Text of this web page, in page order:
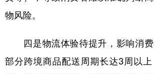
English
Русский язык 日本語
Deutsch Português
物风险。
四是物流体验待提升，影响消费
部分跨境商品配送周期长达3周以